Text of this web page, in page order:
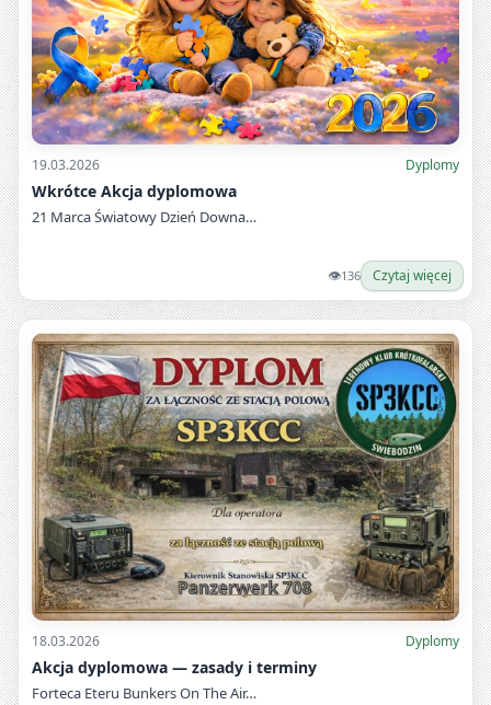
19.03.2026 Dyplomy
Wkrótce Akcja dyplomowa
21 Marca Światowy Dzień Downa…
👁136 Czytaj więcej
18.03.2026 Dyplomy
Akcja dyplomowa — zasady i terminy
Forteca Eteru Bunkers On The Air…